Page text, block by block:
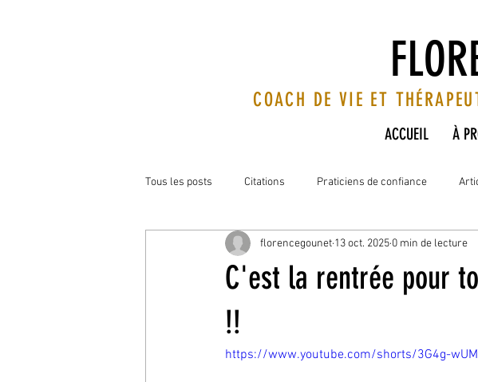
COACH DE VIE ET
ACCUEIL À
Tous les posts Citations Praticiens de confiance
C'est la rentrée pour
!!
florencegounet 13 oct. 2025 0 min de lecture
https://www.youtube.com/shorts/3G4g-